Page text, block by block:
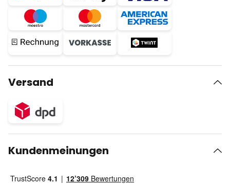
Versand
Kundenmeinungen